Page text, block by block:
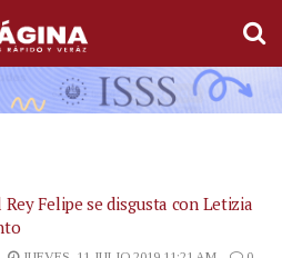
Rey Felipe se disgusta con Letizia